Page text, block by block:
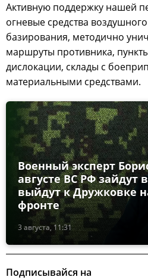
Активную поддержку нашей
огневые средства
базирования, методично
маршруты противника,
дислокации, склады с
материальными средствами.
3 августа, 11:31
Военный эксперт
августе ВС РФ зайдут
выйдут к Дружковке
фронте
Подписывайся на